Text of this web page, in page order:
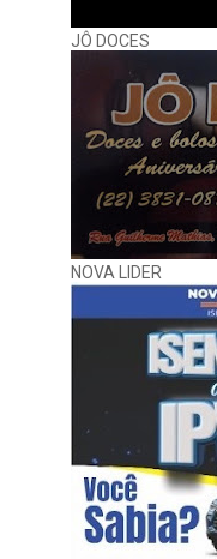
JÔ DOCES
NOVA LIDER